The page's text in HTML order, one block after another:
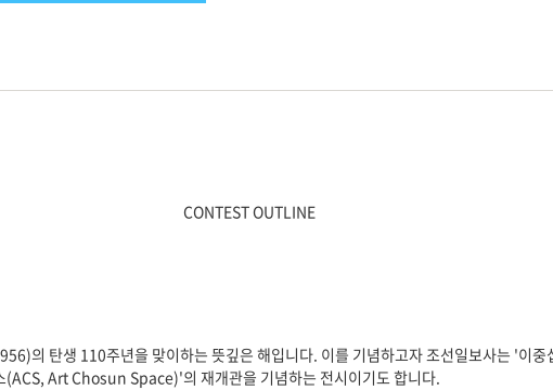
CONTEST OUTLINE
의 탄생 110주년을 맞이하는 뜻깊은 해입니다. 이를 기념하고자 조선일보사는 '이
Art Chosun Space)'의 재개관을 기념하는 전시이기도 합니다.